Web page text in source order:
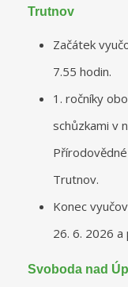
Trutnov
Začátek
7.55 hodin.
1. ročníky
schůzkami v
Trutnov.
Konec
26. 6. 2026
Svoboda nad